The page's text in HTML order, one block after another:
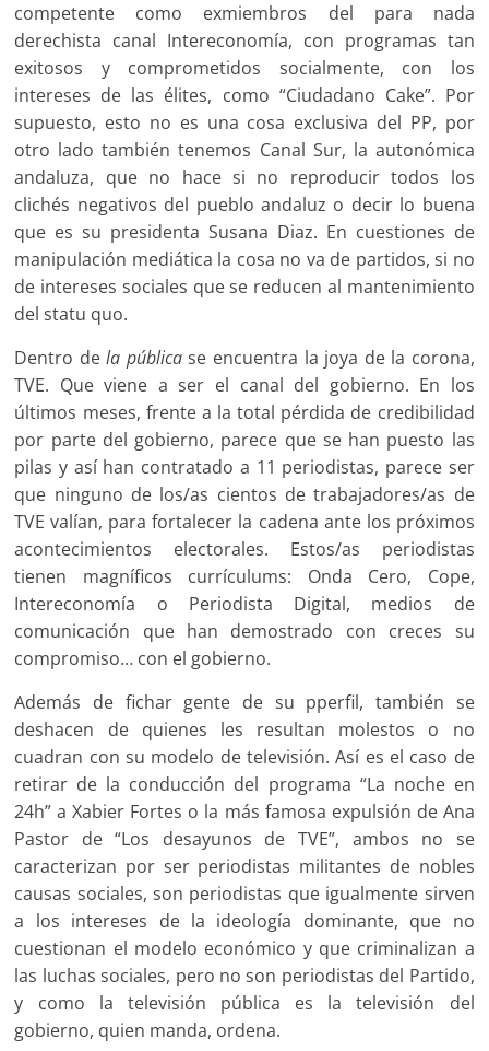
competente como exmiembros del para nada
derechista canal Intereconomía, con programas tan
exitosos y comprometidos socialmente, con los
intereses de las élites, como “Ciudadano Cake”. Por
supuesto, esto no es una cosa exclusiva del PP, por
otro lado también tenemos Canal Sur, la autonómica
andaluza, que no hace si no reproducir todos los
clichés negativos del pueblo andaluz o decir lo buena
que es su presidenta Susana Diaz. En cuestiones de
manipulación mediática la cosa no va de partidos, si no
de intereses sociales que se reducen al mantenimiento
del statu quo.
Dentro dela públicase encuentra la joya de la corona,
TVE. Que viene a ser el canal del gobierno. En los
últimos meses, frente a la total pérdida de credibilidad
por parte del gobierno, parece que se han puesto las
pilas y así han contratado a 11 periodistas, parece ser
que ninguno de los/as cientos de trabajadores/as de
TVE valían, para fortalecer la cadena ante los próximos
acontecimientos electorales. Estos/as periodistas
tienen magníficos currículums: Onda Cero, Cope,
Intereconomía o Periodista Digital, medios de
comunicación que han demostrado con creces su
compromiso… con el gobierno.
Además de fichar gente de su pperfil, también se
deshacen de quienes les resultan molestos o no
cuadran con su modelo de televisión. Así es el caso de
retirar de la conducción del programa “La noche en
24h” a Xabier Fortes o la más famosa expulsión de Ana
Pastor de “Los desayunos de TVE”, ambos no se
caracterizan por ser periodistas militantes de nobles
causas sociales, son periodistas que igualmente sirven
a los intereses de la ideología dominante, que no
cuestionan el modelo económico y que criminalizan a
las luchas sociales, pero no son periodistas del Partido,
y como la televisión pública es la televisión del
gobierno, quien manda, ordena.